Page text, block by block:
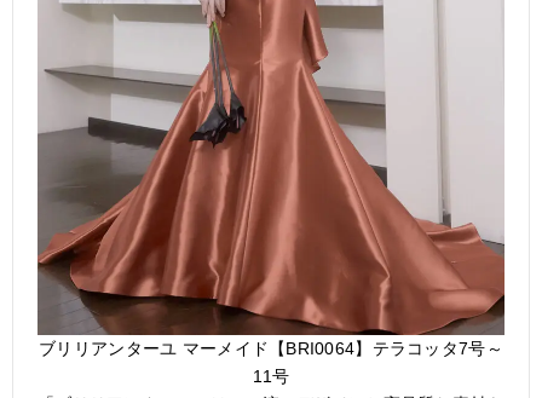
ブリリアンターユ マーメイド【BRI0064】テラコッタ7号～
11号